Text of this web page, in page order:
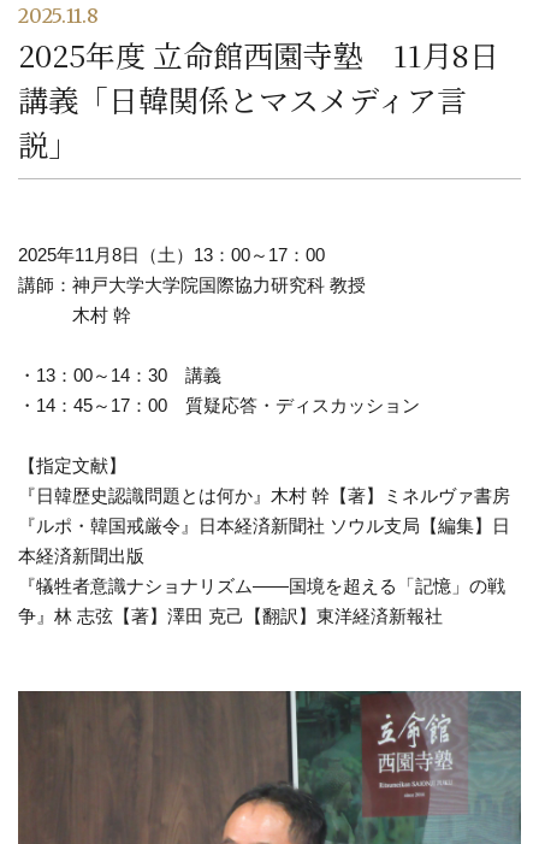
2025.11.8
2025年度 立命館西園寺塾 11月8日
講義「日韓関係とマスメディア言
説」
2025年11月8日（土）13：00～17：00
講師：神戸大学大学院国際協力研究科 教授
木村 幹
・13：00～14：30 講義
・14：45～17：00 質疑応答・ディスカッション
【指定文献】
『日韓歴史認識問題とは何か』木村 幹【著】ミネルヴァ書房
『ルポ・韓国戒厳令』日本経済新聞社 ソウル支局【編集】日
本経済新聞出版
『犠牲者意識ナショナリズム――国境を超える「記憶」の戦
争』林 志弦【著】澤田 克己【翻訳】東洋経済新報社